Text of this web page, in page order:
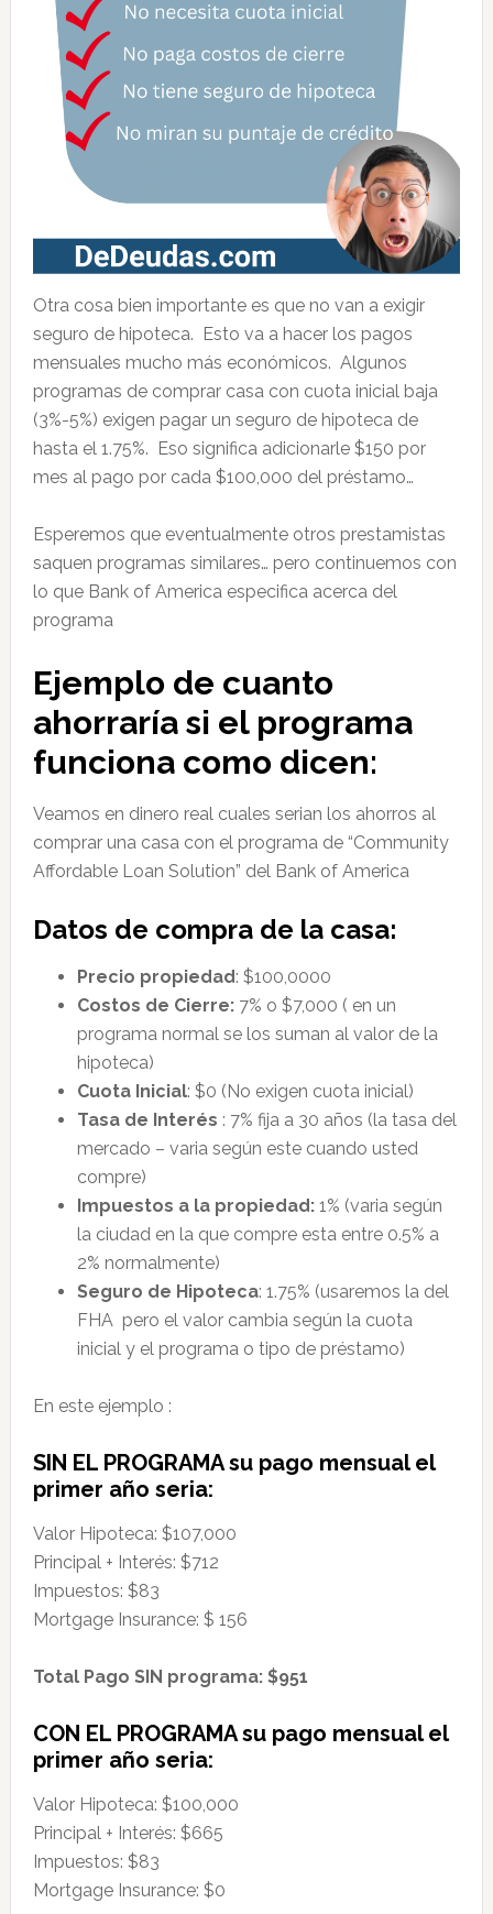
Otra cosa bien importante es que no van a exigir
seguro de hipoteca. Esto va a hacer los pagos
mensuales mucho más económicos. Algunos
programas de comprar casa con cuota inicial baja
(3%-5%) exigen pagar un seguro de hipoteca de
hasta el 1.75%. Eso significa adicionarle $150 por
mes al pago por cada $100,000 del préstamo…
Esperemos que eventualmente otros prestamistas
saquen programas similares… pero continuemos con
lo que Bank of America especifica acerca del
programa
Ejemplo de cuanto
ahorraría si el programa
funciona como dicen:
Veamos en dinero real cuales serian los ahorros al
comprar una casa con el programa de “Community
Affordable Loan Solution” del Bank of America
Datos de compra de la casa:
Precio propiedad: $100,0000
Costos de Cierre:7% o $7,000 ( en un
programa normal se los suman al valor de la
hipoteca)
Cuota Inicial: $0 (No exigen cuota inicial)
Tasa de Interés : 7% fija a 30 años (la tasa del
mercado – varia según este cuando usted
compre)
Impuestos a la propiedad:1% (varia según
la ciudad en la que compre esta entre 0.5% a
2% normalmente)
Seguro de Hipoteca: 1.75% (usaremos la del
FHA pero el valor cambia según la cuota
inicial y el programa o tipo de préstamo)
En este ejemplo :
SIN EL PROGRAMA su pago mensual el
primer año seria:
Valor Hipoteca: $107,000
Principal + Interés: $712
Impuestos: $83
Mortgage Insurance: $ 156
Total Pago SIN programa: $951
CON EL PROGRAMA su pago mensual el
primer año seria:
Valor Hipoteca: $100,000
Principal + Interés: $665
Impuestos: $83
Mortgage Insurance: $0